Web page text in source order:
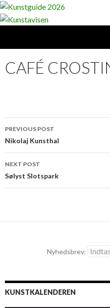
CONTENT
CAFÉ
Post
navigation
PREVIOUS POST
Nikolaj Kunsthal
NEXT POST
Sølyst Slotspark
Nyhedsbrev:
KUNSTKALENDEREN